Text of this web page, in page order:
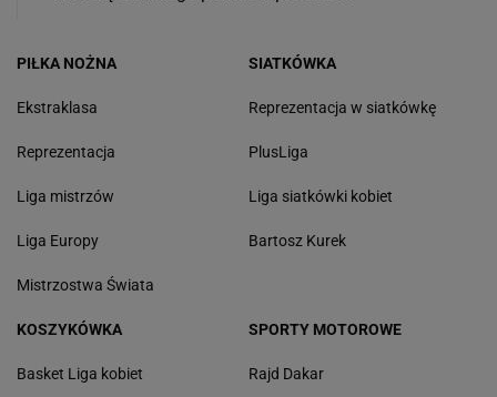
PIŁKA NOŻNA
Ekstraklasa
Reprezentacja
Liga mistrzów
Liga Europy
Mistrzostwa Świata
SIATKÓWKA
Reprezentacja w siatkówkę
PlusLiga
Liga siatkówki kobiet
Bartosz Kurek
KOSZYKÓWKA
Basket Liga kobiet
SPORTY MOTOROWE
Rajd Dakar